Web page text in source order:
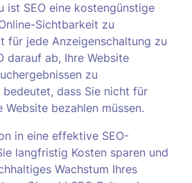
ist SEO eine kostengünstige
Sichtbarkeit zu
für jede Anzeigenschaltung zu
darauf ab, Ihre Website
zu
dass Sie nicht für
Website bezahlen müssen.
in eine effektive SEO-
langfristig Kosten sparen und
Wachstum Ihres